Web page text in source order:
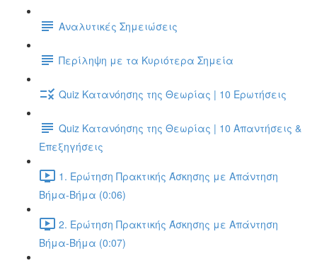
Αναλυτικές Σημειώσεις
Περίληψη με τα Κυριότερα Σημεία
Quiz Κατανόησης της Θεωρίας | 10 Ερωτήσεις
Quiz Κατανόησης της Θεωρίας | 10 Απαντήσεις &
Επεξηγήσεις
1. Ερώτηση Πρακτικής Άσκησης με Απάντηση
Βήμα-Βήμα (0:06)
2. Ερώτηση Πρακτικής Άσκησης με Απάντηση
Βήμα-Βήμα (0:07)